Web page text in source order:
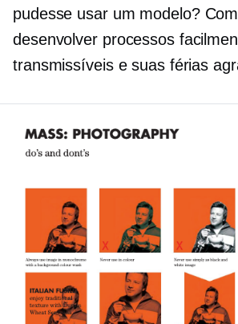
pudesse usar um modelo?
desenvolver processos
transmissíveis e suas férias